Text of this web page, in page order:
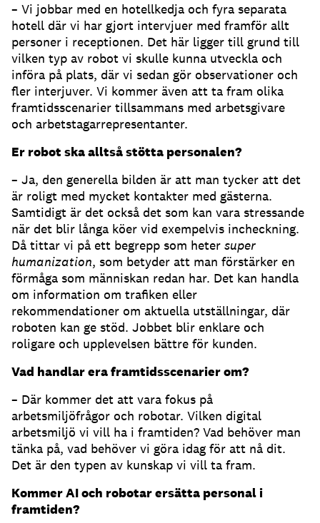
– Vi jobbar med en hotellkedja och fyra separata
hotell där vi har gjort intervjuer med framför allt
personer i receptionen. Det här ligger till grund till
vilken typ av robot vi skulle kunna utveckla och
införa på plats, där vi sedan gör observationer och
fler interjuver. Vi kommer även att ta fram olika
framtidsscenarier tillsammans med arbetsgivare
och arbetstagarrepresentanter.
Er robot ska alltså stötta personalen?
– Ja, den generella bilden är att man tycker att det
är roligt med mycket kontakter med gästerna.
Samtidigt är det också det som kan vara stressande
när det blir långa köer vid exempelvis incheckning.
Då tittar vi på ett begrepp som heter super
humanization, som betyder att man förstärker en
förmåga som människan redan har. Det kan handla
om information om trafiken eller
rekommendationer om aktuella utställningar, där
roboten kan ge stöd. Jobbet blir enklare och
roligare och upplevelsen bättre för kunden.
Vad handlar era framtidsscenarier om?
– Där kommer det att vara fokus på
arbetsmiljöfrågor och robotar. Vilken digital
arbetsmiljö vi vill ha i framtiden? Vad behöver man
tänka på, vad behöver vi göra idag för att nå dit.
Det är den typen av kunskap vi vill ta fram.
Kommer AI och robotar ersätta personal i
framtiden?